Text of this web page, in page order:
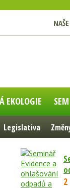
EKOLOGIE
Legislativa
2